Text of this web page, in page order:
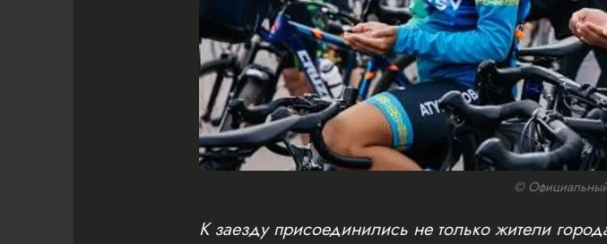
© Официальный
К заезду присоединились не только жители